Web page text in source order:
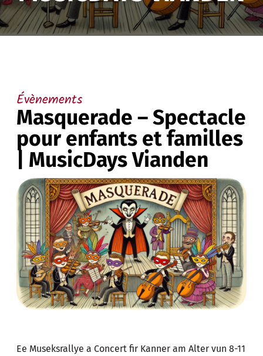
Évènements
Masquerade – Spectacle
pour enfants et familles
| MusicDays Vianden
Ee Museksrallye a Concert fir Kanner am Alter vun 8-11